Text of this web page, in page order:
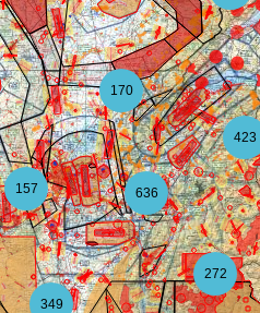
272
349
636
170
423
157